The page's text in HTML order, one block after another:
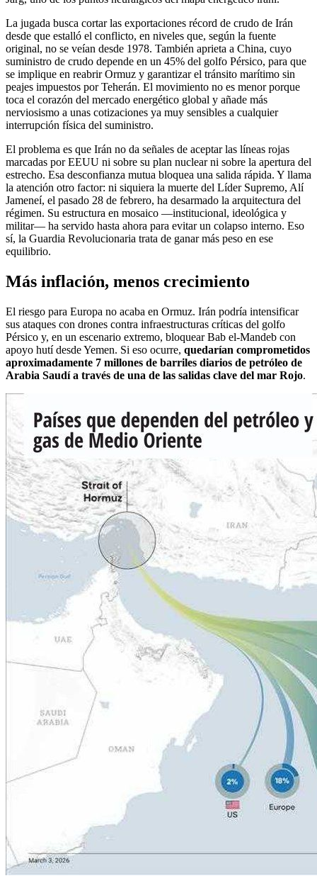
La jugada busca cortar las exportaciones récord de crudo de Irán
desde que estalló el conflicto, en niveles que, según la fuente
original, no se veían desde 1978. También aprieta a China, cuyo
suministro de crudo depende en un 45% del golfo Pérsico, para que
se implique en reabrir Ormuz y garantizar el tránsito marítimo sin
peajes impuestos por Teherán. El movimiento no es menor porque
toca el corazón del mercado energético global y añade más
nerviosismo a unas cotizaciones ya muy sensibles a cualquier
interrupción física del suministro.
El problema es que Irán no da señales de aceptar las líneas rojas
marcadas por EEUU ni sobre su plan nuclear ni sobre la apertura del
estrecho. Esa desconfianza mutua bloquea una salida rápida. Y llama
la atención otro factor: ni siquiera la muerte del Líder Supremo, Alí
Jameneí, el pasado 28 de febrero, ha desarmado la arquitectura del
régimen. Su estructura en mosaico —institucional, ideológica y
militar— ha servido hasta ahora para evitar un colapso interno. Eso
sí, la Guardia Revolucionaria trata de ganar más peso en ese
equilibrio.
Más inflación, menos crecimiento
El riesgo para Europa no acaba en Ormuz. Irán podría intensificar
sus ataques con drones contra infraestructuras críticas del golfo
Pérsico y, en un escenario extremo, bloquear Bab el-Mandeb con
apoyo hutí desde Yemen. Si eso ocurre, quedarían comprometidos
aproximadamente 7 millones de barriles diarios de petróleo de
Arabia Saudí a través de una de las salidas clave del mar Rojo.